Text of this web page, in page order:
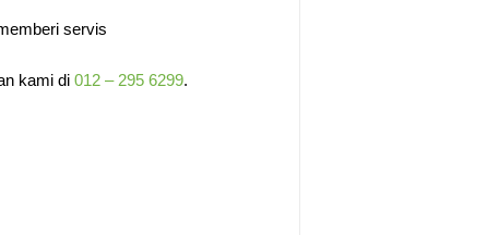
servis
kami di 012 – 295 6299.